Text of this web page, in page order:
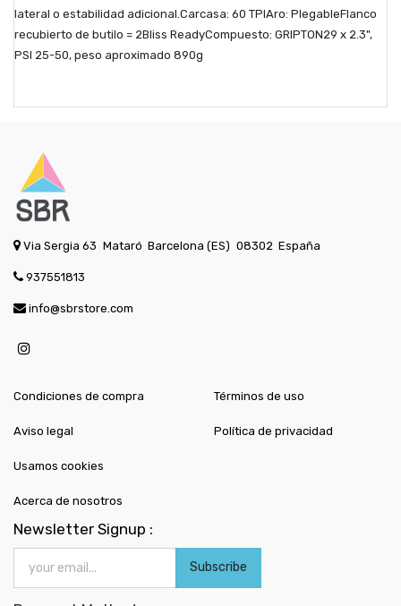
lateral o estabilidad adicional.Carcasa: 60 TPIAro: PlegableFlanco
recubierto de butilo = 2Bliss ReadyCompuesto: GRIPTON29 x 2.3",
PSI 25-50, peso aproximado 890g
Via Sergia 63 Mataró Barcelona (ES) 08302 España
937551813
info@sbrstore.com
Condiciones de compra
Aviso legal
Términos de uso
Política de privacidad
Usamos cookies
Acerca de nosotros
Newsletter Signup :
Subscribe